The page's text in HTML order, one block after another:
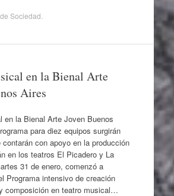
de Sociedad
en la Bienal Arte
Aires
en la Bienal Arte Joven Buenos
para diez equipos surgirán
con apoyo en la producción
en los teatros El Picadero y La
31 de enero, comenzó a
Programa intensivo de creación
composición en teatro musical…